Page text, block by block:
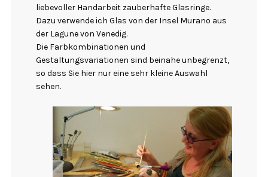
liebevoller Handarbeit zauberhafte Glasringe.
Dazu verwende ich Glas von der Insel Murano aus
der Lagune von Venedig.
Die Farbkombinationen und
Gestaltungsvariationen sind beinahe unbegrenzt,
so dass Sie hier nur eine sehr kleine Auswahl
sehen.